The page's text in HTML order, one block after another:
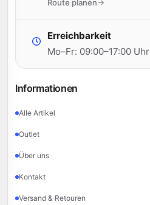
Route planen
Erreichbarkeit
Mo–Fr: 09:00–17:00 Uhr
Informationen
Alle Artikel
Outlet
Über uns
Kontakt
Versand & Retouren